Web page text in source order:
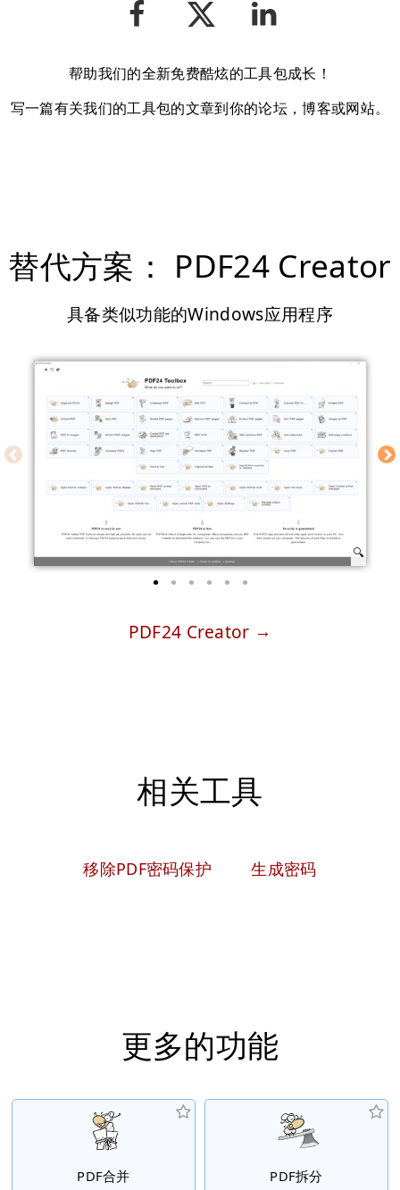
帮助我们的全新免费酷炫的工具包成长！
写一篇有关我们的工具包的文章到你的论坛，博客或网站。
替代方案： PDF24 Creator
具备类似功能的Windows应用程序
PDF24 Creator
相关工具
移除PDF密码保护 生成密码
更多的功能
PDF合并 PDF拆分